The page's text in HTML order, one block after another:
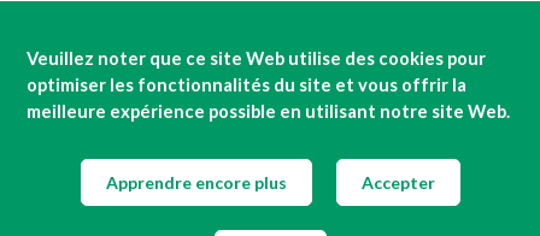
Depuis 1972, la banque alimentaire
Ashland Emergency Food Bank (AEFB)
fournit de la nourriture aux habitants
d’Ashland, dans le Maine et aux
collectivités rurales environnantes.
Chaque mois, plus de 600 familles
Veuillez noter que ce site Web utilise des cookies pour
optimiser les fonctionnalités du site et vous offrir la
meilleure expérience possible en utilisant notre site Web.
Apprendre encore plus Accepter